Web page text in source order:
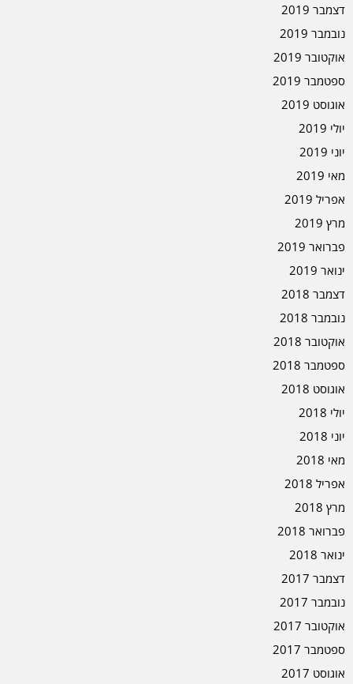
דצמבר 2019
נובמבר 2019
אוקטובר 2019
ספטמבר 2019
אוגוסט 2019
יולי 2019
יוני 2019
מאי 2019
אפריל 2019
מרץ 2019
פברואר 2019
ינואר 2019
דצמבר 2018
נובמבר 2018
אוקטובר 2018
ספטמבר 2018
אוגוסט 2018
יולי 2018
יוני 2018
מאי 2018
אפריל 2018
מרץ 2018
פברואר 2018
ינואר 2018
דצמבר 2017
נובמבר 2017
אוקטובר 2017
ספטמבר 2017
אוגוסט 2017